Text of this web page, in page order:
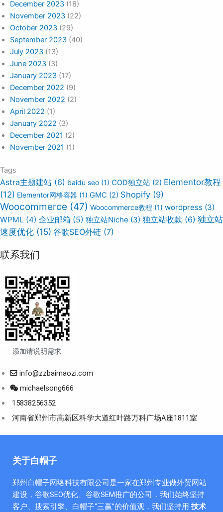
December 2023 (18)
November 2023 (22)
October 2023 (29)
September 2023 (40)
July 2023 (13)
June 2023 (3)
January 2023 (17)
December 2022 (9)
November 2022 (2)
April 2022 (1)
January 2022 (3)
December 2021 (2)
November 2021 (1)
Tags
Astra主题建站 (6) baidu seo (1) COD独立站 (2) Elementor教程
(12) Elementor网格容器 (1) GMC (2) Shopify (9)
Woocommerce (47) Woocommerce教程 (1) wordpress (3)
WPML (4) 企业邮箱 (5) 独立站Niche (3) 独立站收款 (6) 独立站
速度优化 (15) 谷歌SEO外链 (7)
联系我们
添加请说明需求
info@zzbaimaozi.com
michaelsong666
15838256352
河南省郑州市高新区科学大道红叶路万科广场A座1811室
关于白帽子
郑州白帽子网络科技有限公司是一家在郑州专业做外贸网站
建设，谷歌SEO优化、谷歌SEM推广的公司，我们始终坚持
客户、搜索引擎、白帽子“三赢”的价值观，我们坚持用 技术